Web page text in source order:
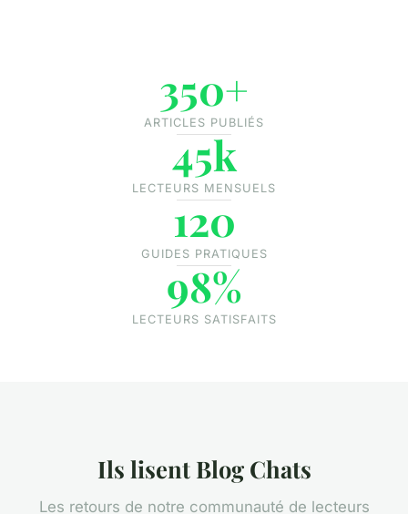
350+
ARTICLES PUBLIÉS
45k
LECTEURS MENSUELS
120
GUIDES PRATIQUES
98%
LECTEURS SATISFAITS
Ils lisent Blog Chats
Les retours de notre communauté de lecteurs